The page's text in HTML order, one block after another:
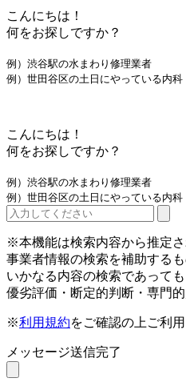
こんにちは！
何をお探しですか？
例）渋谷駅の水まわり修理業者
例）世田谷区の土日にやっている内科
こんにちは！
何をお探しですか？
例）渋谷駅の水まわり修理業者
例）世田谷区の土日にやっている内科
※本機能は検索内容から推定さ
事業者情報の検索を補助するも
いかなる内容の検索であって
優劣評価・断定的判断・専門的
※利用規約をご確認の上ご利
メッセージ送信完了